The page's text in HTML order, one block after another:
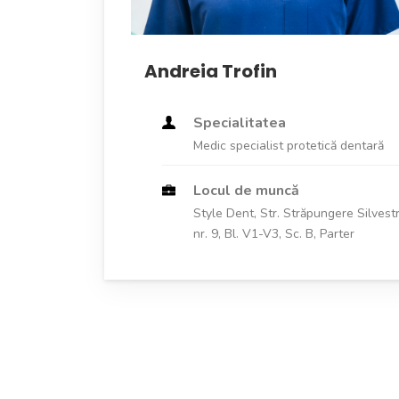
Andreia Trofin
Specialitatea
Medic specialist protetică dentară
Locul de muncă
Style Dent, Str. Străpungere
nr. 9, Bl. V1-V3, Sc. B, Parter